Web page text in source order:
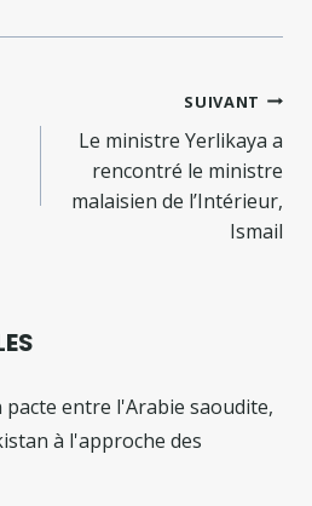
SUIVANT
Le ministre Yerlikaya a
rencontré le ministre
malaisien de l’Intérieur,
Ismail
entre l'Arabie saoudite,
à l'approche des